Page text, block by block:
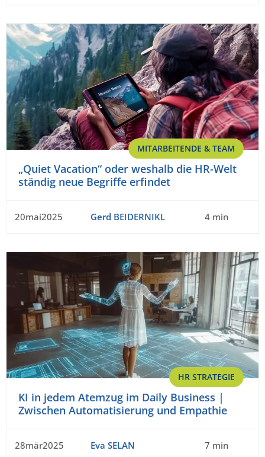
MITARBEITENDE & TEAM
„Quiet Vacation“ oder weshalb die HR-Welt
ständig neue Begriffe erfindet
20mai2025 Gerd BEIDERNIKL 4 min
HR STRATEGIE
KI in jedem Atemzug im Daily Business |
Zwischen Automatisierung und Empathie
28mär2025 Eva SELAN 7 min